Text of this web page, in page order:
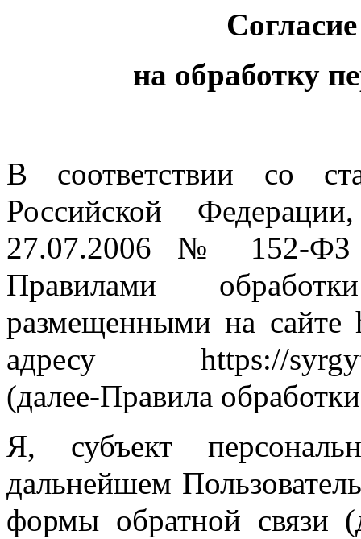
на обработку
В соответствии со
Российской
27.07.2006 № 152-ФЗ
Правилами
размещенными на сайте
адресу https://
(далее-Правила
Я, субъект
дальнейшем
формы обратной связи